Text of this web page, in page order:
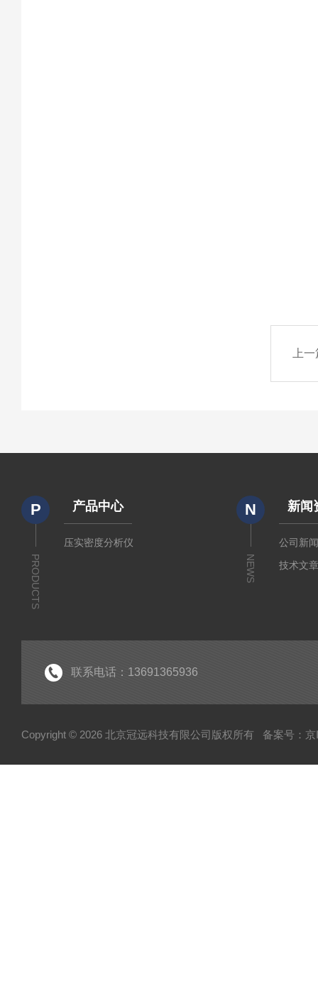
上
P
PRODUCTS
产品中心
压实密度分析仪
N
NEWS
新闻
公司新
技术文
联系电话：13691365936
Copyright © 2026 北京冠远科技有限公司版权所有 备案号：